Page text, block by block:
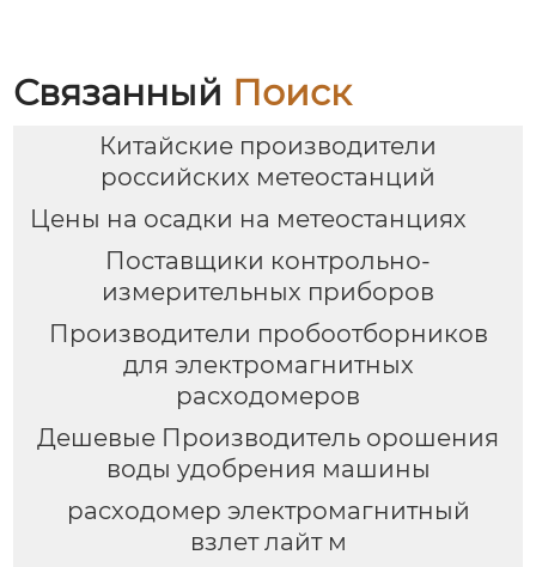
Связанный Поиск
Китайские производители
российских метеостанций
Цены на осадки на метеостанциях
Поставщики контрольно-
измерительных приборов
Производители пробоотборников
для электромагнитных
расходомеров
Дешевые Производитель орошения
воды удобрения машины
расходомер электромагнитный
взлет лайт м